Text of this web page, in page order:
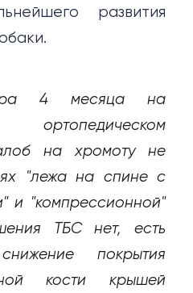
развития
4 месяца на
на хромоту не
"лежа на спине с
и "компрессионной"
ТБС нет, есть
покрытия
кости крышей